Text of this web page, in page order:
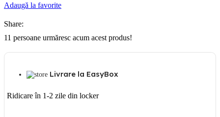
Adaugă la favorite
Share:
11 persoane urmăresc acum acest produs!
Livrare la EasyBox
Ridicare în 1-2 zile din locker